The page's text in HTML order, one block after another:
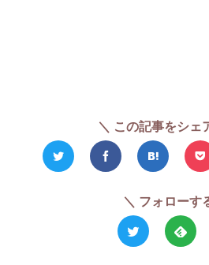
＼ この記事をシェ
＼ フォローす